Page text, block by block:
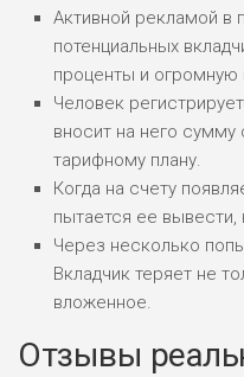
РИСКИ: НИЗКИЕ
БЮДЖЕТ: НИЗКИЙ
Активной рекламой в
потенциальных
проценты и огромную
Человек
вносит на него
тарифному плану.
Когда на счету
пытается ее вывести,
Через несколько
Вкладчик теряет не
вложенное.
Отзывы